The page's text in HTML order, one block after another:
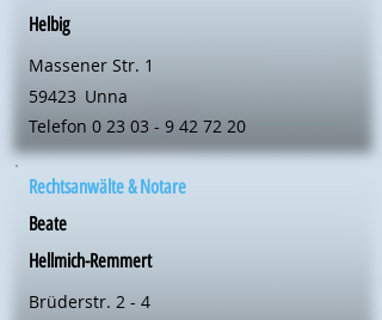
Helbig
Massener Str. 1
59423 Unna
Telefon 0 23 03 - 9 42 72 20
Rechtsanwälte & Notare
Beate
Hellmich-Remmert
Brüderstr. 2 - 4